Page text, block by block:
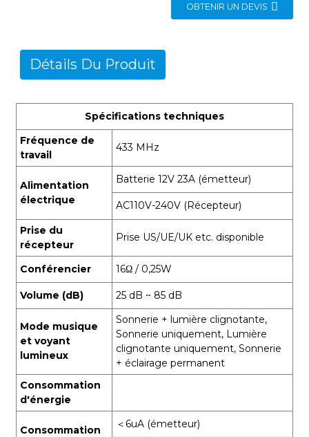
OBTENIR UN DEVIS
Détails Du Produit
Spécifications techniques
Fréquence de
travail
433 MHz
Alimentation
électrique
Batterie 12V 23A (émetteur)
AC110V-240V (Récepteur)
Prise du
récepteur
Prise US/UE/UK etc. disponible
Conférencier 16Ω / 0,25W
Volume (dB) 25 dB ~ 85 dB
Mode musique
et voyant
lumineux
Sonnerie + lumière clignotante,
Sonnerie uniquement, Lumière
clignotante uniquement, Sonnerie
+ éclairage permanent
Consommation
d'énergie
Consommation
＜6uA (émetteur)